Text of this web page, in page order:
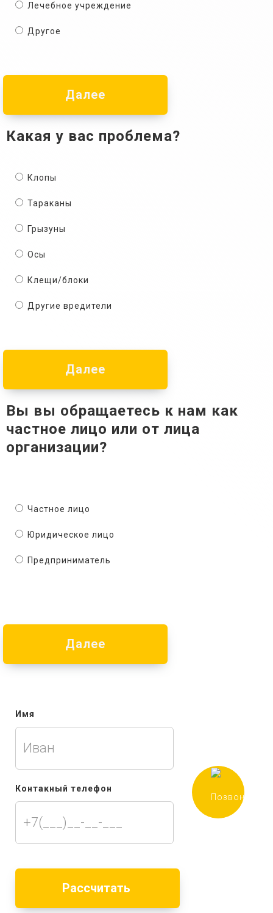
Лечебное учреждение
Другое
Далее
Какая у вас проблема?
Клопы
Тараканы
Грызуны
Осы
Клещи/блоки
Другие вредители
Далее
Вы вы обращаетесь к нам как
частное лицо или от лица
организации?
Частное лицо
Юридическое лицо
Предприниматель
Далее
Имя
Контакный телефон